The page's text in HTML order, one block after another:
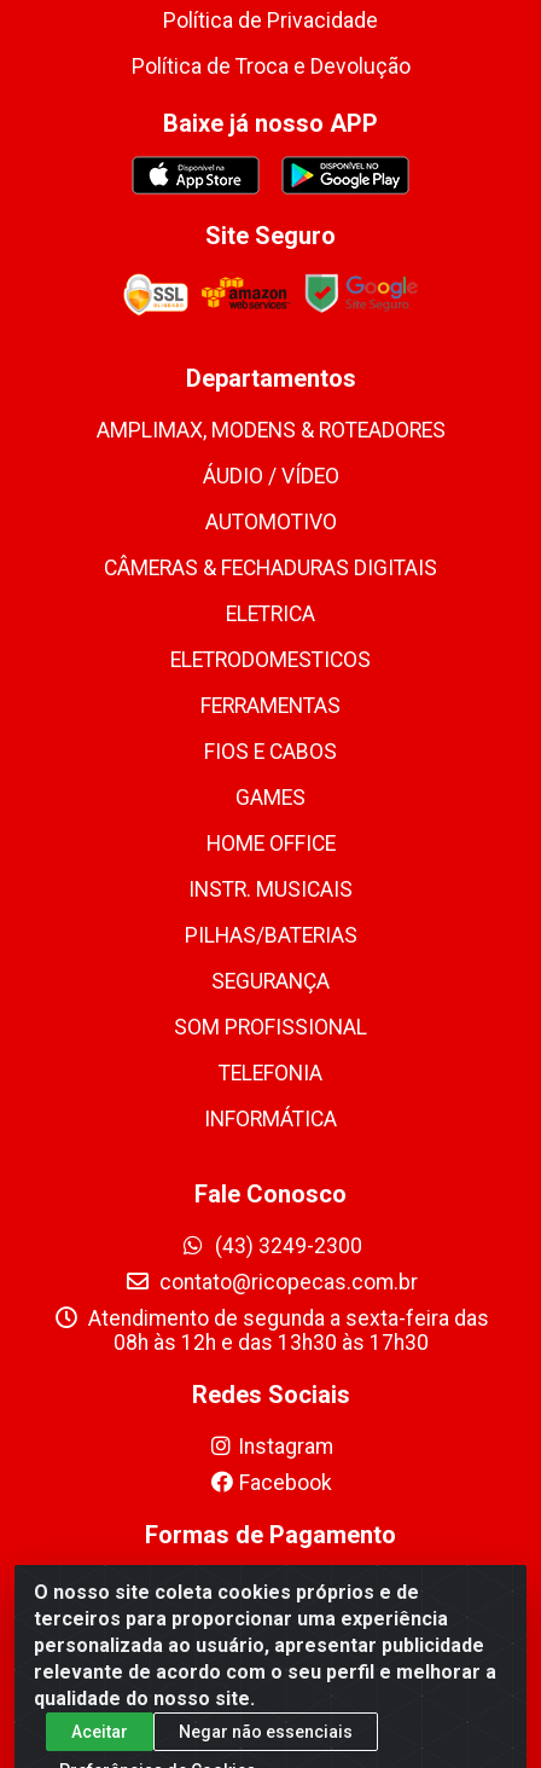
O nosso site coleta cookies próprios e de
terceiros para proporcionar uma experiência
personalizada ao usuário, apresentar publicidade
relevante de acordo com o seu perfil e melhorar a
qualidade do nosso site.
Aceitar
Negar não essenciais
Política de Privacidade
Política de Troca e Devolução
Baixe já nosso APP
Site Seguro
Departamentos
AMPLIMAX, MODENS & ROTEADORES
ÁUDIO / VÍDEO
AUTOMOTIVO
CÂMERAS & FECHADURAS DIGITAIS
ELETRICA
ELETRODOMESTICOS
FERRAMENTAS
FIOS E CABOS
GAMES
HOME OFFICE
INSTR. MUSICAIS
PILHAS/BATERIAS
SEGURANÇA
SOM PROFISSIONAL
TELEFONIA
INFORMÁTICA
Fale Conosco
(43) 3249-2300
contato@ricopecas.com.br
Atendimento de segunda a sexta-feira das
08h às 12h e das 13h30 às 17h30
Redes Sociais
Instagram
Facebook
Formas de Pagamento
Ricopeças Comércio de componentes Eletrônicos Ltda -
Rua Alicio Francisco Mafra, 968 - Jardim Taroba,
Cambé/PR - CEP 86.191-390 - CNPJ 06.241.208/0001-
89